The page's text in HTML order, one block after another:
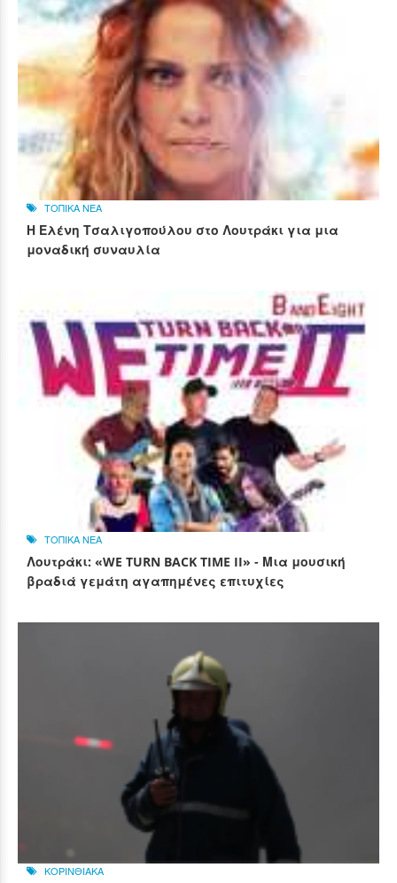
ΤΟΠΙΚΑ ΝΕΑ
Η Ελένη Τσαλιγοπούλου στο Λουτράκι για μια
μοναδική συναυλία
ΤΟΠΙΚΑ ΝΕΑ
Λουτράκι: «WE TURN BACK TIME II» - Μια μουσική
βραδιά γεμάτη αγαπημένες επιτυχίες
ΚΟΡΙΝΘΙΑΚΑ